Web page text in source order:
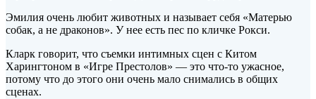
Эмилия очень любит животных и называет себя «Матерью
собак, а не драконов». У нее есть пес по кличке Рокси.
Кларк говорит, что съемки интимных сцен с Китом
Харингтоном в «Игре Престолов» — это что-то ужасное,
потому что до этого они очень мало снимались в общих
сценах.